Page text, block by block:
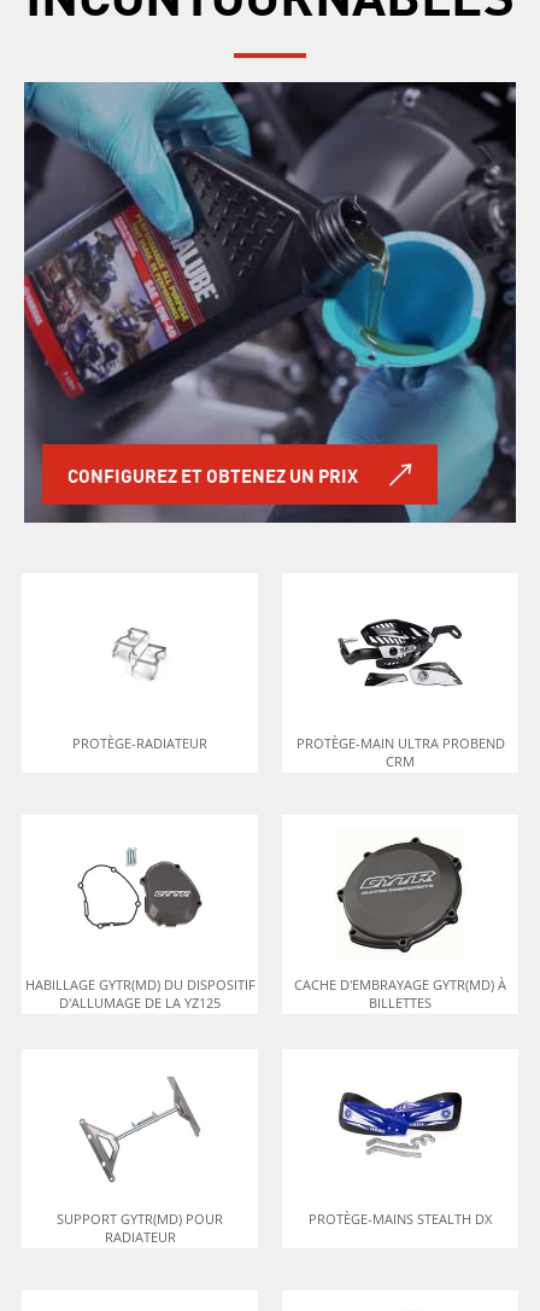
CONFIGUREZ ET OBTENEZ UN PRIX
PROTÈGE-RADIATEUR
PROTÈGE-MAIN ULTRA PROBEND
CRM
HABILLAGE GYTR(MD) DU DISPOSITIF
D'ALLUMAGE DE LA YZ125
CACHE D'EMBRAYAGE GYTR(MD) À
BILLETTES
SUPPORT GYTR(MD) POUR
RADIATEUR
PROTÈGE-MAINS STEALTH DX